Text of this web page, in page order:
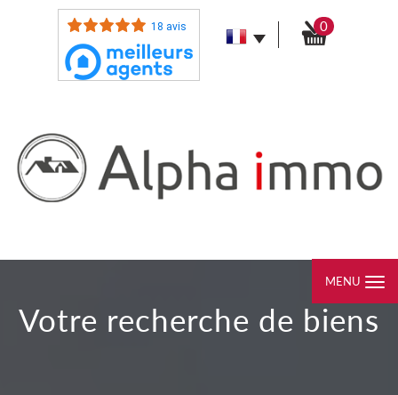
18 avis 0
MENU
votre recherche de biens